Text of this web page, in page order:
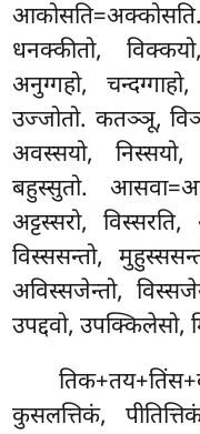
धनक्कीतो,
अनुग्गहो, चन्दग्गाहो,
उज्जोतो. कतञ्ञू,
अवस्सयो,
बहुस्सुतो.
अट्टस्सरो,
विस्ससन्तो,
अविस्सजेन्तो,
उपद्दवो, उपक्किलेसो,
कुसलत्तिकं,